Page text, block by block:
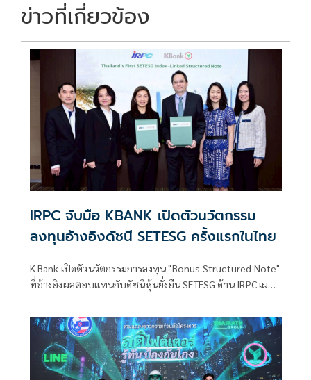
ข่าวที่เกี่ยวข้อง
IRPC จับมือ KBANK เปิดตัวนวัตกรรม
ลงทุนอ้างอิงดัชนี SETESG ครั้งแรกในไทย
K Bank เปิดตัวนวัตกรรมการลงทุน "Bonus Structured Note"
ที่อ้างอิงผลตอบแทนกับดัชนีหุ้นยั่งยืน SETESG ด้าน IRPC เผย
สะท้อนความร่วมมือระหว่างภาคการเงินและภาคอุตสาหกรรม
ในการสนับสนุนการลงทุนที่คำนึงถึง ESGและยกระดับตลาดทุน
ไทยสู่การเติบโตอย่างยั่งยืน